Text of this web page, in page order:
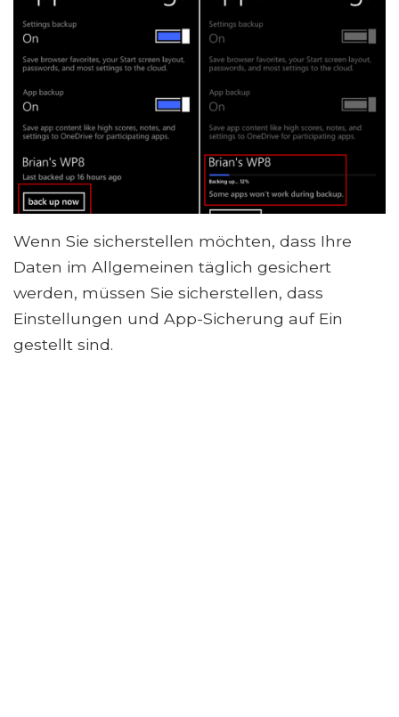
Wenn Sie sicherstellen möchten, dass Ihre
Daten im Allgemeinen täglich gesichert
werden, müssen Sie sicherstellen, dass
Einstellungen und App-Sicherung auf Ein
gestellt sind.